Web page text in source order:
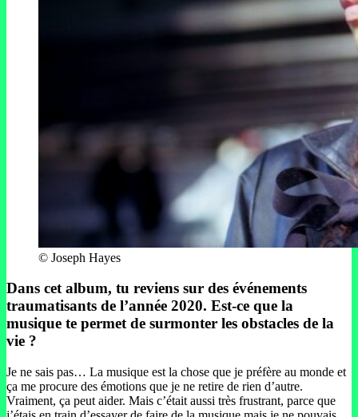
© Joseph Hayes
Dans cet album, tu reviens sur des événements
traumatisants de l’année 2020. Est-ce que la
musique te permet de surmonter les obstacles de la
vie ?
Je ne sais pas… La musique est la chose que je préfère au monde et
ça me procure des émotions que je ne retire de rien d’autre.
Vraiment, ça peut aider. Mais c’était aussi très frustrant, parce que